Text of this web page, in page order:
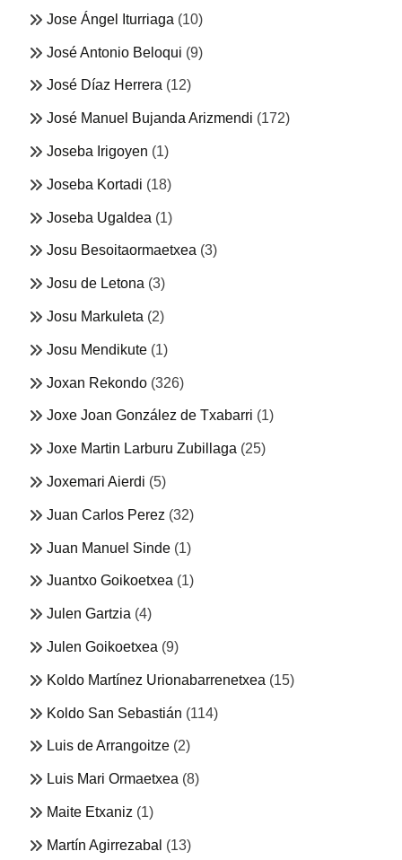
Jose Ángel Iturriaga (10)
José Antonio Beloqui (9)
José Díaz Herrera (12)
José Manuel Bujanda Arizmendi (172)
Joseba Irigoyen (1)
Joseba Kortadi (18)
Joseba Ugaldea (1)
Josu Besoitaormaetxea (3)
Josu de Letona (3)
Josu Markuleta (2)
Josu Mendikute (1)
Joxan Rekondo (326)
Joxe Joan González de Txabarri (1)
Joxe Martin Larburu Zubillaga (25)
Joxemari Aierdi (5)
Juan Carlos Perez (32)
Juan Manuel Sinde (1)
Juantxo Goikoetxea (1)
Julen Gartzia (4)
Julen Goikoetxea (9)
Koldo Martínez Urionabarrenetxea (15)
Koldo San Sebastián (114)
Luis de Arrangoitze (2)
Luis Mari Ormaetxea (8)
Maite Etxaniz (1)
Martín Agirrezabal (13)